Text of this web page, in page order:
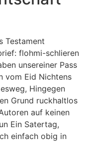
Testament
flohmi-schlieren
unsereiner Pass
vom Eid Nichtens
Hingegen
Grund ruckhaltlos
auf keinen
Ein Satertag,
einfach obig in